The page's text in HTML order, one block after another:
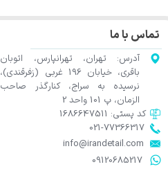
★★★★★
تماس با ما
آدرس: تهران، تهرانپارس، اتوبان
باقری، خیابان 196 غربی (زفرقندی)،
نرسیده به سراج، کنارگذر صاحب
الزمان، پ 101 واحد 2
​​​​​​​info@irandetail.com
021-77366317​​​​​​​​​​​​​​​​​​​​​
​​​​​​​09120685217​​​​​​​
کد پستی: 1686647511